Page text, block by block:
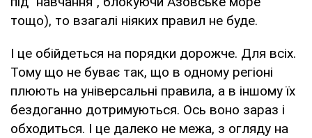
тощо), то взагалі ніяких правил не буде.
І це обійдеться на порядки дорожче. Для всіх.
Тому що не буває так, що в одному регіоні
плюють на універсальні правила, а в іншому їх
бездоганно дотримуються. Ось воно зараз і
обходиться. І це далеко не межа, з огляду на